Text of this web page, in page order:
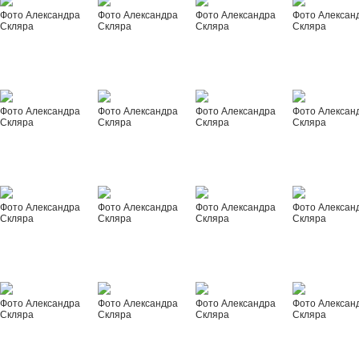
Фото Александра
Скляра
Фото Александра
Скляра
Фото Александра
Скляра
Фото
Скляра
Фото Александра
Скляра
Фото Александра
Скляра
Фото Александра
Скляра
Фото
Скляра
Фото Александра
Скляра
Фото Александра
Скляра
Фото Александра
Скляра
Фото
Скляра
Фото Александра
Скляра
Фото Александра
Скляра
Фото Александра
Скляра
Фото
Скляра